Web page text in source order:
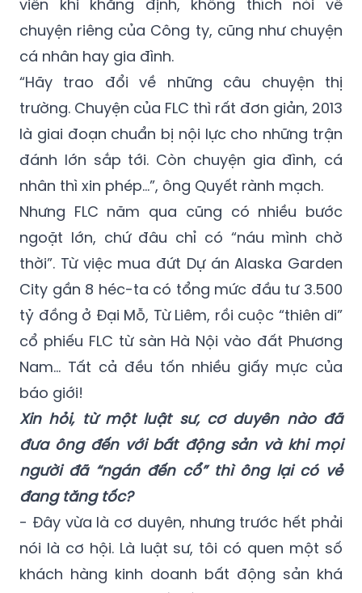
dập của thị trường năm qua, nhưng ngay từ
đầu, ông Quyết đã “khoanh vùng” phóng
viên khi khẳng định, không thích nói về
chuyện riêng của Công ty, cũng như chuyện
cá nhân hay gia đình.
“Hãy trao đổi về những câu chuyện thị
trường. Chuyện của FLC thì rất đơn giản, 2013
là giai đoạn chuẩn bị nội lực cho những trận
đánh lớn sắp tới. Còn chuyện gia đình, cá
nhân thì xin phép…”, ông Quyết rành mạch.
Nhưng FLC năm qua cũng có nhiều bước
ngoặt lớn, chứ đâu chỉ có “náu mình chờ
thời”. Từ việc mua đứt Dự án Alaska Garden
City gần 8 héc-ta có tổng mức đầu tư 3.500
tỷ đồng ở Đại Mỗ, Từ Liêm, rồi cuộc “thiên di”
cổ phiếu FLC từ sàn Hà Nội vào đất Phương
Nam… Tất cả đều tốn nhiều giấy mực của
báo giới!
Xin hỏi, từ một luật sư, cơ duyên nào đã
đưa ông đến với bất động sản và khi mọi
người đã “ngán đến cổ” thì ông lại có vẻ
đang tăng tốc?
- Đây vừa là cơ duyên, nhưng trước hết phải